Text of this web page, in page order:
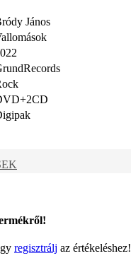
János
regisztrálj az értékeléshez!